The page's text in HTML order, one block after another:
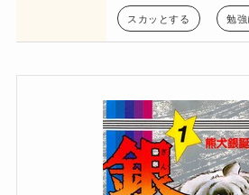
スカッとする 勉強